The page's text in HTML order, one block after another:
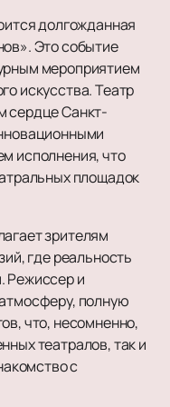
«Чайка. Балетная
долгожданная
Это событие
мероприятием
искусства. Театр
сердце Санкт-
исполнения, что
площадок
зрителям
где реальность
Режиссер и
полную
что, несомненно,
театралов, так и
с